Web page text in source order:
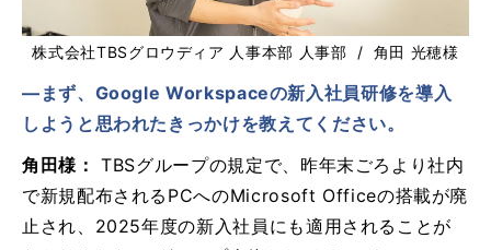
株式会社TBSグロウディア 人事本部 人事部 / 角田 光穂様
―まず、Google Workspaceの新入社員研修を導入
しようと思われたきっかけを教えてください。
角田様： TBSグループの規定で、昨年末ごろより社内
で新規配布されるPCへのMicrosoft Officeの搭載が廃
止され、2025年度の新入社員にも適用されることが